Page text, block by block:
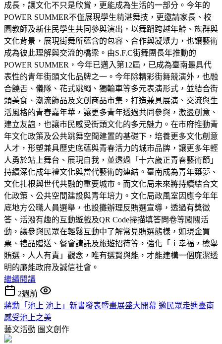
成長，讓文化不只是欣賞，更能成為生活的一部分。今年的
POWER SUMMER不僅展現學生精湛舞技，更邀請家長、校
園教師及新住民學生共同參與演出，以舞蹈跨越年齡、族群與
文化背景，展現街舞所蘊含的包容、合作與凝聚力，也讓藝術
成為彼此理解與交流的橋梁。由S.F.C街舞團長年推動的
POWER SUMMER，今年已邁入第12屆，已成為臺南最具代
表性的青年街頭文化品牌之一。今年除精彩街舞競演外，也融
合饒舌、儀隊、花式跳繩、獨輪車等多元表演形式，並結合街
頭美食、潮流飾品及文創商品市集，打造兼具展演、交流與生
活風格的青春嘉年華，讓更多青年透過共同參與，激盪創意、
建立友誼，也讓市民感受街頭文化的多元魅力。在市府推動青
年文化政策及公共跳舞空間建置的基礎下，培養更多文化創意
人才，形塑兼具歷史底蘊與青春活力的城市品牌，讓更多年輕
人勇於站上舞台、展現自我，並透過「十六歲正青春藝術節」
持續深化成年禮文化與當代藝術的連結。臺南成為青年築夢、
文化扎根與世代共融的重要城市。而文化局未來將持續結合文
化政策、公共空間建設與青年培力。文化局政風室因應今年年
底地方公職人員選舉，也設攤辦理反賄選宣導，透過有獎徵
答、活潑有趣的互動遊戲及QR Code掃描填答問卷等闖關活
動，讓參與民眾在輕鬆互動中了解常見賄選態樣，如現金買
票、禮品贈送、餐會請託及旅遊招待等，強化「ｉ幸福，檢舉
賄選，人人有責」觀念，唯有選賢與能，才能建構一個廉潔透
明的廉能政府及誠信社會。
繼續閱讀
2週前
蔣勳「池上 池上」新書發表暨畫展盛大開幕 邀民眾走進臺南
感受池上之美
藝文活動 圖文創作